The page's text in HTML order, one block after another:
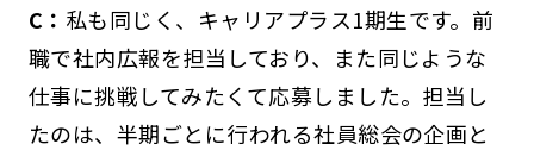
C： 私も同じく、キャリアプラス1期生です。前
職で社内広報を担当しており、また同じような
仕事に挑戦してみたくて応募しました。担当し
たのは、半期ごとに行われる社員総会の企画と